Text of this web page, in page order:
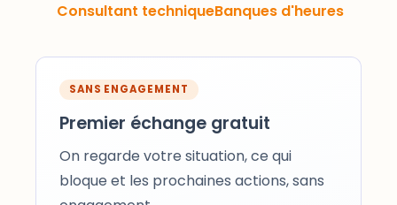
Consultant techniqueBanques d'heures
SANS ENGAGEMENT
Premier échange gratuit
On regarde votre situation, ce qui
bloque et les prochaines actions, sans